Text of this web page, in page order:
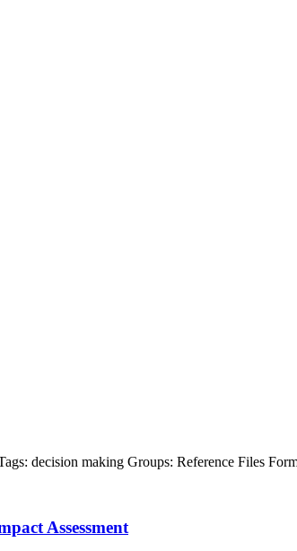
decision making Groups: Reference Files
Assessment